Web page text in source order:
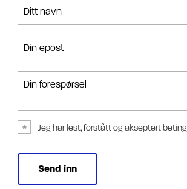
Ditt navn
Din epost
Din forespørsel
Jeg har lest, forstått og akseptert